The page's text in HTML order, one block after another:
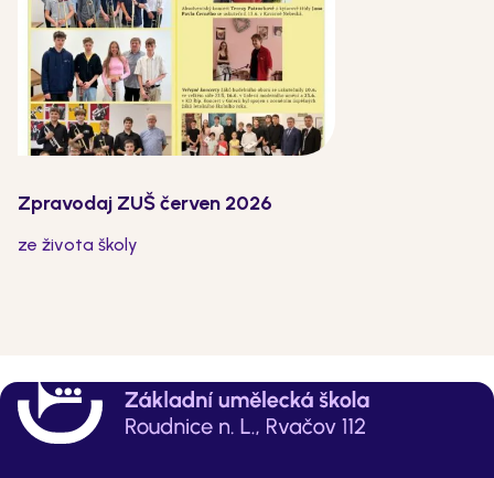
Zpravodaj ZUŠ červen 2026
ze života školy